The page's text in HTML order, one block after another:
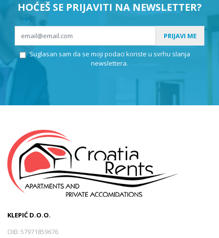
HOĆEŠ SE PRIJAVITI NA NEWSLETTER?
PRIJAVI ME
Suglasan sam da se moji podaci koriste u svrhu slanja
newslettera.
KLEPIĆ D.O.O.
OIB: 57971859676